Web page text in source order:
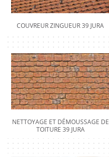
COUVREUR ZINGUEUR 39 JURA
NETTOYAGE ET DÉMOUSSAGE DE
TOITURE 39 JURA